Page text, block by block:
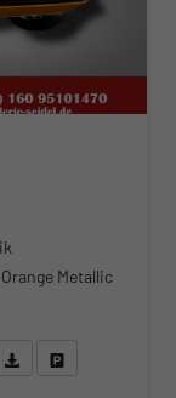
Metallic
rufen Sie an
Fahrzeugexposé (PDF)